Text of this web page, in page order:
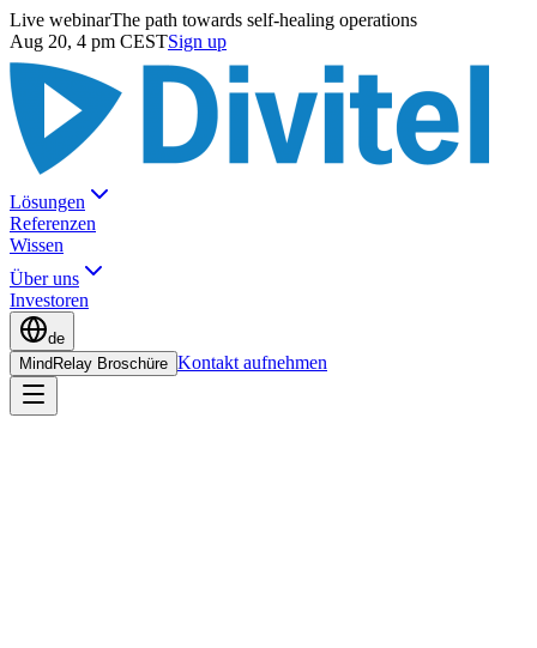
Live webinarThe path towards self-healing operations
Aug 20, 4 pm CESTSign up
Lösungen
Referenzen
Wissen
Über uns
Investoren
de
MindRelay Broschüre Kontakt aufnehmen